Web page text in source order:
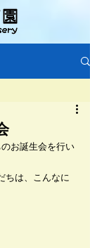
お誕生会を行い
ちは、こんなに